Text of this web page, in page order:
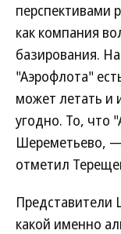
перспективами
как компания
базирования.
"Аэрофлота"
может летать и
угодно. То, что
Шереметьево,
отметил
Представители
какой именно